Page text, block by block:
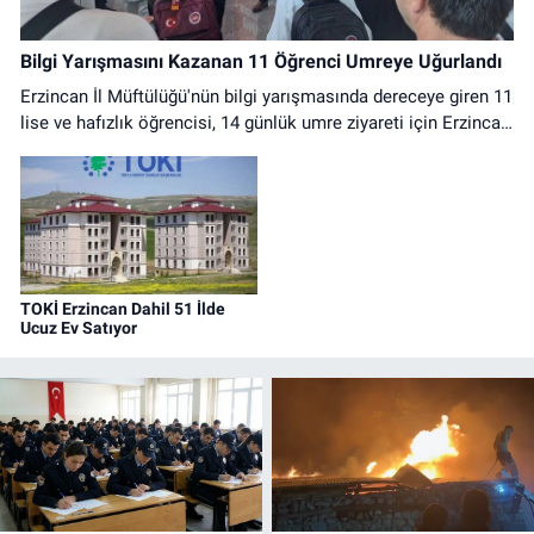
Bilgi Yarışmasını Kazanan 11 Öğrenci Umreye Uğurlandı
Erzincan İl Müftülüğü'nün bilgi yarışmasında dereceye giren 11
lise ve hafızlık öğrencisi, 14 günlük umre ziyareti için Erzincan
TOKİ Erzincan Dahil 51 İlde
Ucuz Ev Satıyor